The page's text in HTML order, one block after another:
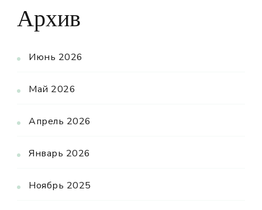
Архив
Июнь 2026
Май 2026
Апрель 2026
Январь 2026
Ноябрь 2025